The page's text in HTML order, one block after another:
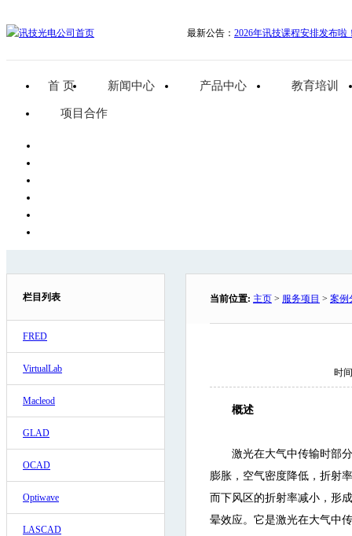
最新公告： 2026年讯技课程安排发布啦
首 页 新闻中心 产品中心 教育培训
项目合作
栏目列表
FRED
VirtualLab
Macleod
GLAD
OCAD
Optiwave
LASCAD
当前位置: 主页 > 服务项目 > 案例
时
概述
激光在大气中传输时部
膨胀，空气密度降低，折射
而下风区的折射率减小，形
晕效应。它是激光在大气中